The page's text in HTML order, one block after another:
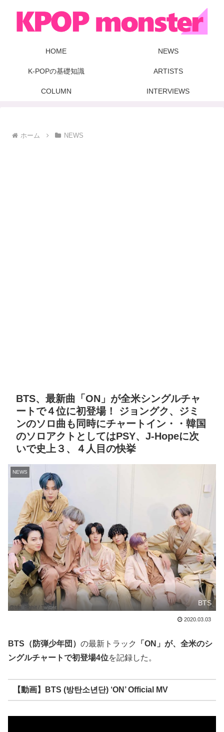
HOME NEWS
K-POPの基礎知識 ARTISTS
COLUMN INTERVIEWS
ホーム NEWS
BTS、最新曲「ON」が全米シングルチャ
ートで４位に初登場！ ジョングク、ジミ
ンのソロ曲も同時にチャートイン・・韓国
のソロアクトとしてはPSY、J-Hopeに次
いで史上３、４人目の快挙
NEWS
BTS
2020.03.03
BTS（防弾少年団） の最新トラック
「ON」が、全米のシ
ングルチャートで初登場4位を記録した。
【動画】BTS (방탄소년단) ‘ON’ Official MV